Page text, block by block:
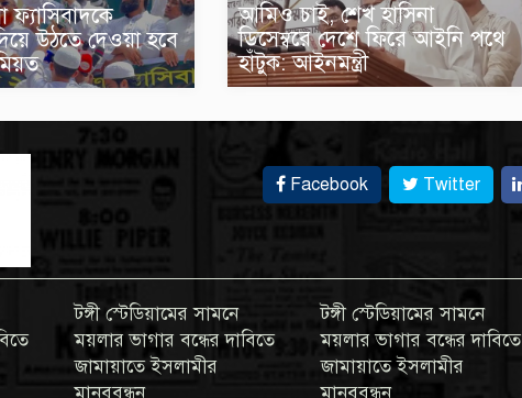
উঠতে দেওয়া হবে
আমিও চাই, শেখ হাসিনা
ডিসেম্বরে দেশে ফিরে আইনি পথে
হাঁটুক: আইনমন্ত্রী
Facebook Twitter
টঙ্গী স্টেডিয়ামের সামনে
ময়লার ভাগার বন্ধের দাবিতে
জামায়াতে ইসলামীর
মানববন্ধন
টঙ্গী স্টেডিয়ামের সামনে
ময়লার ভাগার বন্ধের দাবিতে
জামায়াতে ইসলামীর
মানববন্ধন